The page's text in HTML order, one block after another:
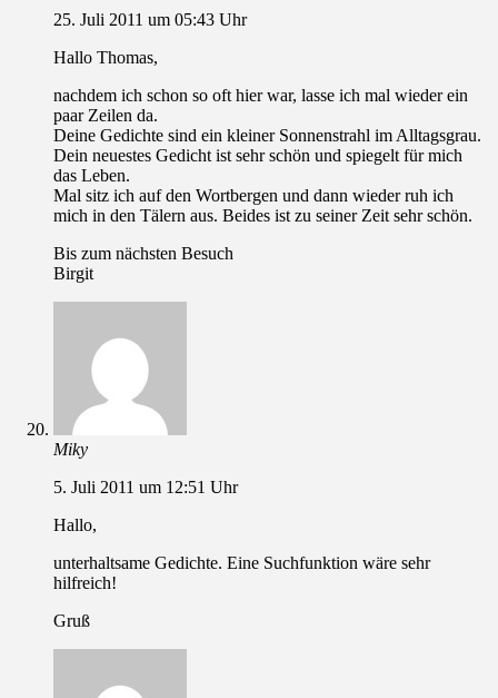
25. Juli 2011 um 05:43 Uhr
Hallo Thomas,
nachdem ich schon so oft hier war, lasse ich mal wieder ein
paar Zeilen da.
Deine Gedichte sind ein kleiner Sonnenstrahl im Alltagsgrau.
Dein neuestes Gedicht ist sehr schön und spiegelt für mich
das Leben.
Mal sitz ich auf den Wortbergen und dann wieder ruh ich
mich in den Tälern aus. Beides ist zu seiner Zeit sehr schön.
Bis zum nächsten Besuch
Birgit
Miky
5. Juli 2011 um 12:51 Uhr
Hallo,
unterhaltsame Gedichte. Eine Suchfunktion wäre sehr
hilfreich!
Gruß